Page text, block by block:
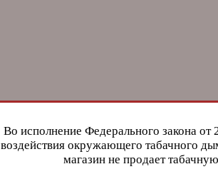
Во исполнение Федерального закона
воздействия окружающего табачного
магазин не продает